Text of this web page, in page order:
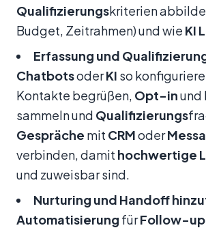
Qualifizierungskriterien
Budget, Zeitrahmen) und wie KI
Erfassung und
ChatbotsoderKI so
Kontakte begrüßen, Opt-inund
sammeln und Qualifizierungs
Gespräche mit CRModer
verbinden, damit hochwertige
und zuweisbar sind.
Nurturing und Handoff
Automatisierung fürFollow-up